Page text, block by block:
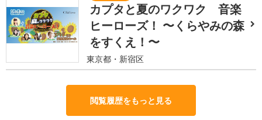
カプタと夏のワクワク 音楽
ヒーローズ！ 〜くらやみの森
をすくえ！〜
東京都・新宿区
閲覧履歴をもっと見る